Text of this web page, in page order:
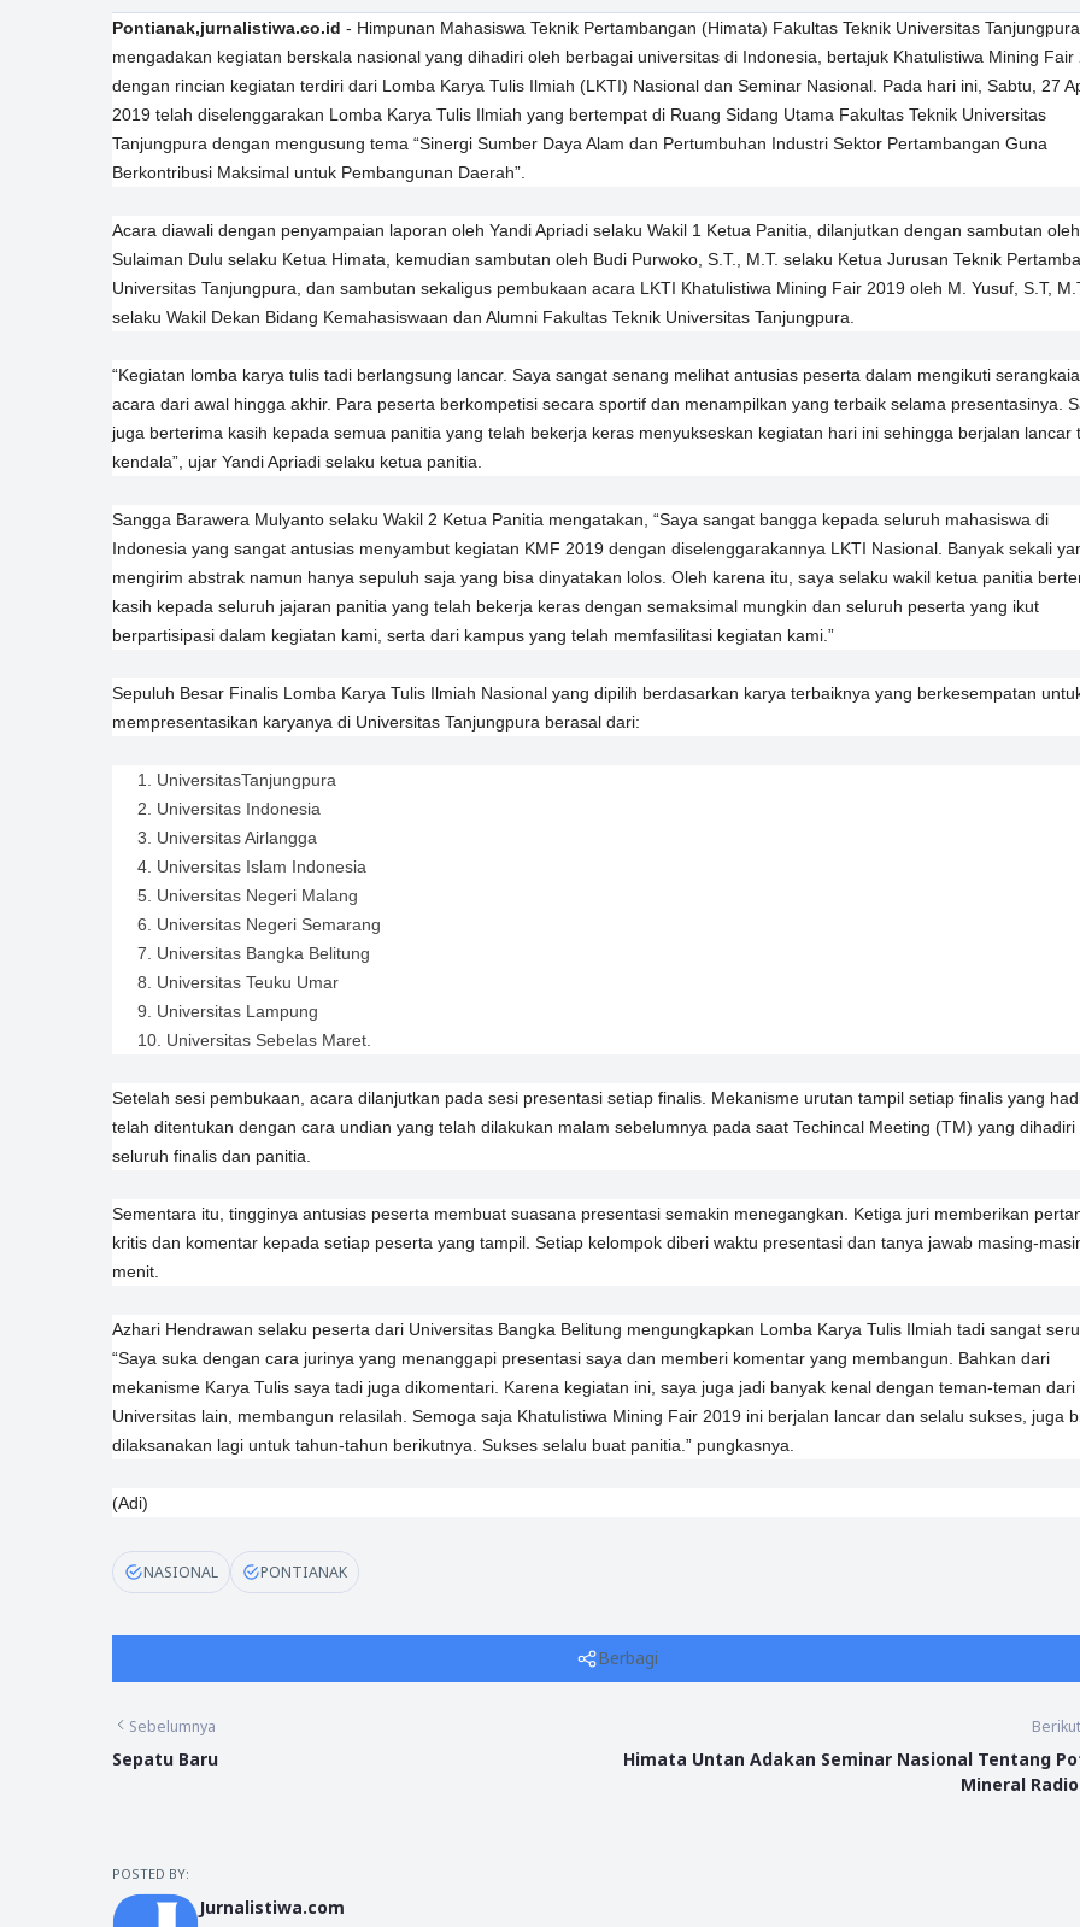
Pontianak,jurnalistiwa.co.id - Himpunan Mahasiswa Teknik Pertambangan (Himata) Fakultas Teknik Universitas Tanjungpura
mengadakan kegiatan berskala nasional yang dihadiri oleh berbagai universitas di Indonesia, bertajuk Khatulistiwa Mining Fair
dengan rincian kegiatan terdiri dari Lomba Karya Tulis Ilmiah (LKTI) Nasional dan Seminar Nasional. Pada hari ini, Sabtu, 27
2019 telah diselenggarakan Lomba Karya Tulis Ilmiah yang bertempat di Ruang Sidang Utama Fakultas Teknik Universitas
Tanjungpura dengan mengusung tema “Sinergi Sumber Daya Alam dan Pertumbuhan Industri Sektor Pertambangan Guna
Berkontribusi Maksimal untuk Pembangunan Daerah”.
Acara diawali dengan penyampaian laporan oleh Yandi Apriadi selaku Wakil 1 Ketua Panitia, dilanjutkan dengan sambutan oleh
Sulaiman Dulu selaku Ketua Himata, kemudian sambutan oleh Budi Purwoko, S.T., M.T. selaku Ketua Jurusan Teknik
Universitas Tanjungpura, dan sambutan sekaligus pembukaan acara LKTI Khatulistiwa Mining Fair 2019 oleh M. Yusuf, S.T,
selaku Wakil Dekan Bidang Kemahasiswaan dan Alumni Fakultas Teknik Universitas Tanjungpura.
“Kegiatan lomba karya tulis tadi berlangsung lancar. Saya sangat senang melihat antusias peserta dalam mengikuti
acara dari awal hingga akhir. Para peserta berkompetisi secara sportif dan menampilkan yang terbaik selama presentasinya.
juga berterima kasih kepada semua panitia yang telah bekerja keras menyukseskan kegiatan hari ini sehingga berjalan lancar
kendala”, ujar Yandi Apriadi selaku ketua panitia.
Sangga Barawera Mulyanto selaku Wakil 2 Ketua Panitia mengatakan, “Saya sangat bangga kepada seluruh mahasiswa di
Indonesia yang sangat antusias menyambut kegiatan KMF 2019 dengan diselenggarakannya LKTI Nasional. Banyak sekali
mengirim abstrak namun hanya sepuluh saja yang bisa dinyatakan lolos. Oleh karena itu, saya selaku wakil ketua panitia
kasih kepada seluruh jajaran panitia yang telah bekerja keras dengan semaksimal mungkin dan seluruh peserta yang ikut
berpartisipasi dalam kegiatan kami, serta dari kampus yang telah memfasilitasi kegiatan kami.”
Sepuluh Besar Finalis Lomba Karya Tulis Ilmiah Nasional yang dipilih berdasarkan karya terbaiknya yang berkesempatan
mempresentasikan karyanya di Universitas Tanjungpura berasal dari:
UniversitasTanjungpura
Universitas Indonesia
Universitas Airlangga
Universitas Islam Indonesia
Universitas Negeri Malang
Universitas Negeri Semarang
Universitas Bangka Belitung
Universitas Teuku Umar
Universitas Lampung
Universitas Sebelas Maret.
Setelah sesi pembukaan, acara dilanjutkan pada sesi presentasi setiap finalis. Mekanisme urutan tampil setiap finalis yang
telah ditentukan dengan cara undian yang telah dilakukan malam sebelumnya pada saat Techincal Meeting (TM) yang dihadiri
seluruh finalis dan panitia.
Sementara itu, tingginya antusias peserta membuat suasana presentasi semakin menegangkan. Ketiga juri memberikan
kritis dan komentar kepada setiap peserta yang tampil. Setiap kelompok diberi waktu presentasi dan tanya jawab masing-
menit.
Azhari Hendrawan selaku peserta dari Universitas Bangka Belitung mengungkapkan Lomba Karya Tulis Ilmiah tadi sangat
“Saya suka dengan cara jurinya yang menanggapi presentasi saya dan memberi komentar yang membangun. Bahkan dari
mekanisme Karya Tulis saya tadi juga dikomentari. Karena kegiatan ini, saya juga jadi banyak kenal dengan teman-teman dari
Universitas lain, membangun relasilah. Semoga saja Khatulistiwa Mining Fair 2019 ini berjalan lancar dan selalu sukses, juga
dilaksanakan lagi untuk tahun-tahun berikutnya. Sukses selalu buat panitia.” pungkasnya.
(Adi)
NASIONAL PONTIANAK
Berbagi
Sebelumnya
Sepatu Baru
Himata Untan Adakan Seminar Nasional Tentang
Mineral
POSTED BY:
Jurnalistiwa.com